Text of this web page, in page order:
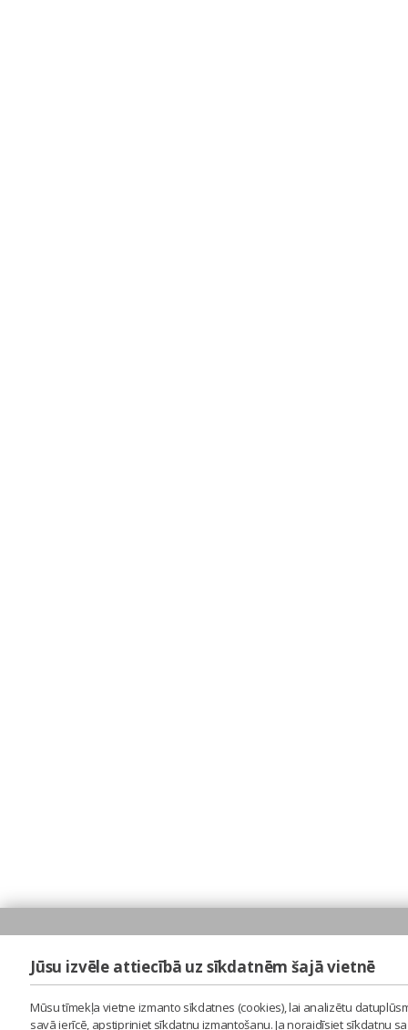
Jūsu izvēle attiecībā uz sīkdatnēm šajā vietnē
Mūsu tīmekļa vietne izmanto sīkdatnes (cookies), lai analizētu
savā ierīcē, apstipriniet sīkdatņu izmantošanu. Ja noraidīsiet sīkdatņu